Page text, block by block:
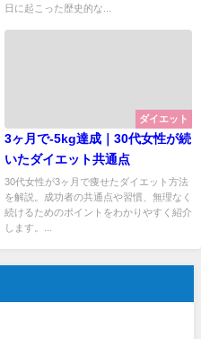
日に起こった歴史的な...
ダイエット
3ヶ月で-5kg達成｜30代女性が続
いたダイエット共通点
30代女性が3ヶ月で痩せたダイエット方法
を解説。成功者の共通点や習慣、無理なく
続けるためのポイントをわかりやすく紹介
します。...